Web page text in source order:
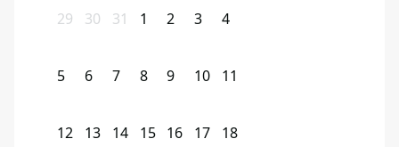
29 30 31 1 2 3 4
5 6 7 8 9 10 11
12 13 14 15 16 17 18